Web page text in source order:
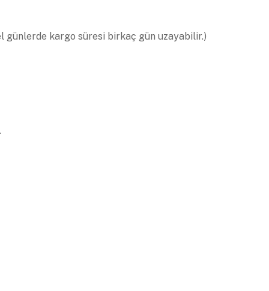
günlerde kargo süresi birkaç gün uzayabilir.)